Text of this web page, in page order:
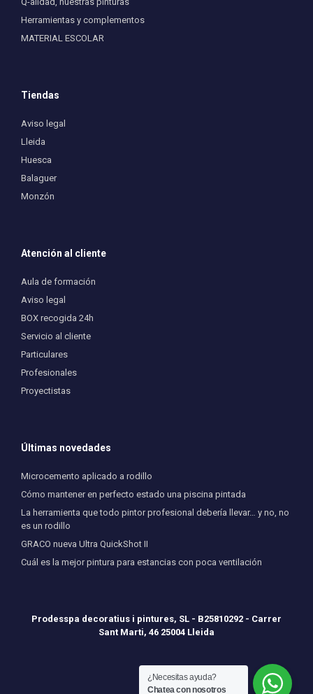
Herramientas y complementos
MATERIAL ESCOLAR
Tiendas
Aviso legal
Lleida
Huesca
Balaguer
Monzón
Atención al cliente
Aula de formación
Aviso legal
BOX recogida 24h
Servicio al cliente
Particulares
Profesionales
Proyectistas
Últimas novedades
Microcemento aplicado a rodillo
Cómo mantener en perfecto estado una piscina pintada
La herramienta que todo pintor profesional debería llevar… y no, no
es un rodillo
GRACO nueva Ultra QuickShot II
Cuál es la mejor pintura para estancias con poca ventilación
Prodesspa decoratius i pintures, SL - B25810292 - Carrer
Sant Marti, 46 25004 Lleida
¿Necesitas ayuda?
Chatea con nosotros